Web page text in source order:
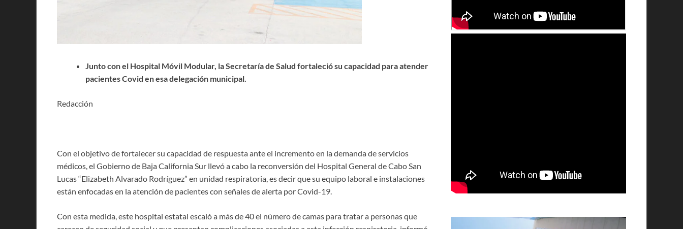
Junto con el Hospital Móvil Modular, la Secretaría de Salud fortaleció su capacidad para atender
pacientes Covid en esa delegación municipal.
Redacción
Con el objetivo de fortalecer su capacidad de respuesta ante el incremento en la demanda de servicios
médicos, el Gobierno de Baja California Sur llevó a cabo la reconversión del Hospital General de Cabo San
Lucas “Elizabeth Alvarado Rodríguez” en unidad respiratoria, es decir que su equipo laboral e instalaciones
están enfocadas en la atención de pacientes con señales de alerta por Covid-19.
Con esta medida, este hospital estatal escaló a más de 40 el número de camas para tratar a personas que